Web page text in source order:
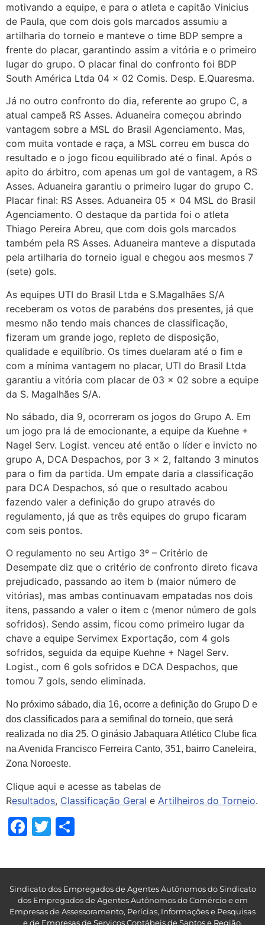
motivando a equipe, e para o atleta e capitão Vinicius
de Paula, que com dois gols marcados assumiu a
artilharia do torneio e manteve o time BDP sempre a
frente do placar, garantindo assim a vitória e o primeiro
lugar do grupo. O placar final do confronto foi BDP
South América Ltda 04 x 02 Comis. Desp. E.Quaresma.
Já no outro confronto do dia, referente ao grupo C, a
atual campeã RS Asses. Aduaneira começou abrindo
vantagem sobre a MSL do Brasil Agenciamento. Mas,
com muita vontade e raça, a MSL correu em busca do
resultado e o jogo ficou equilibrado até o final. Após o
apito do árbitro, com apenas um gol de vantagem, a RS
Asses. Aduaneira garantiu o primeiro lugar do grupo C.
Placar final: RS Asses. Aduaneira 05 x 04 MSL do Brasil
Agenciamento. O destaque da partida foi o atleta
Thiago Pereira Abreu, que com dois gols marcados
também pela RS Asses. Aduaneira manteve a disputada
pela artilharia do torneio igual e chegou aos mesmos 7
(sete) gols.
As equipes UTI do Brasil Ltda e S.Magalhães S/A
receberam os votos de parabéns dos presentes, já que
mesmo não tendo mais chances de classificação,
fizeram um grande jogo, repleto de disposição,
qualidade e equilíbrio. Os times duelaram até o fim e
com a mínima vantagem no placar, UTI do Brasil Ltda
garantiu a vitória com placar de 03 x 02 sobre a equipe
da S. Magalhães S/A.
No sábado, dia 9, ocorreram os jogos do Grupo A. Em
um jogo pra lá de emocionante, a equipe da Kuehne +
Nagel Serv. Logist. venceu até então o líder e invicto no
grupo A, DCA Despachos, por 3 x 2, faltando 3 minutos
para o fim da partida. Um empate daria a classificação
para DCA Despachos, só que o resultado acabou
fazendo valer a definição do grupo através do
regulamento, já que as três equipes do grupo ficaram
com seis pontos.
O regulamento no seu Artigo 3º – Critério de
Desempate diz que o critério de confronto direto ficava
prejudicado, passando ao item b (maior número de
vitórias), mas ambas continuavam empatadas nos dois
itens, passando a valer o item c (menor número de gols
sofridos). Sendo assim, ficou como primeiro lugar da
chave a equipe Servimex Exportação, com 4 gols
sofridos, seguida da equipe Kuehne + Nagel Serv.
Logist., com 6 gols sofridos e DCA Despachos, que
tomou 7 gols, sendo eliminada.
No próximo sábado, dia 16, ocorre a definição do Grupo D e
dos classificados para a semifinal do torneio, que será
realizada no dia 25. O ginásio Jabaquara Atlético Clube fica
na Avenida Francisco Ferreira Canto, 351, bairro Caneleira,
Zona Noroeste.
Clique aqui e acesse as tabelas de
Resultados, Classificação Geral e Artilheiros do Torneio.
Facebook
Twitter
Sindicato dos Empregados de Agentes Autônomos do Sindicato
dos Empregados de Agentes Autônomos do Comércio e em
Empresas de Assessoramento, Perícias, Informações e Pesquisas
e de Empresas de Serviços Contábeis de Santos e Região.